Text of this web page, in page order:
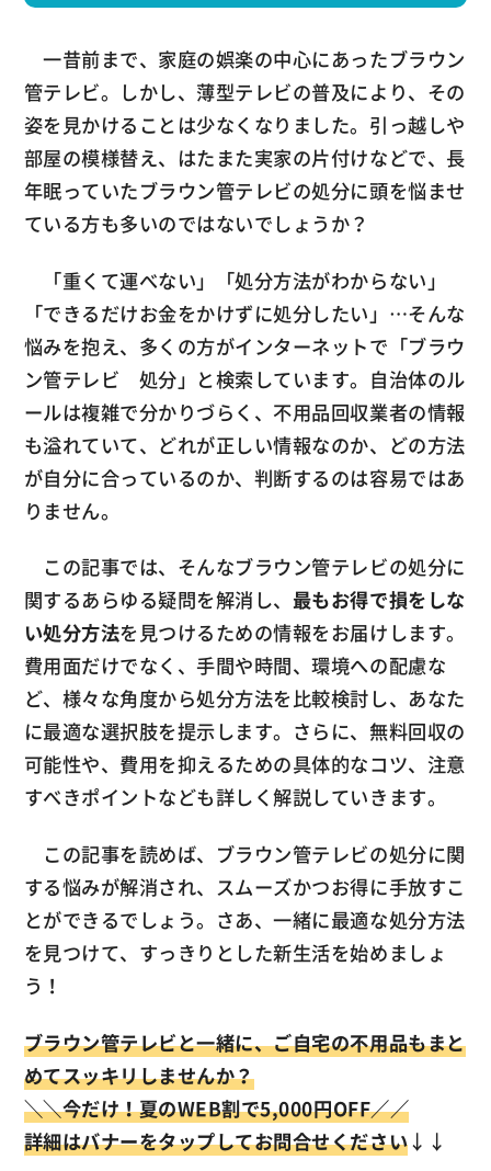
一昔前まで、家庭の娯楽の中心にあったブラウン
管テレビ。しかし、薄型テレビの普及により、その
姿を見かけることは少なくなりました。引っ越しや
部屋の模様替え、はたまた実家の片付けなどで、長
年眠っていたブラウン管テレビの処分に頭を悩ませ
ている方も多いのではないでしょうか？
「重くて運べない」「処分方法がわからない」
「できるだけお金をかけずに処分したい」…そんな
悩みを抱え、多くの方がインターネットで「ブラウ
ン管テレビ 処分」と検索しています。自治体のル
ールは複雑で分かりづらく、不用品回収業者の情報
も溢れていて、どれが正しい情報なのか、どの方法
が自分に合っているのか、判断するのは容易ではあ
りません。
この記事では、そんなブラウン管テレビの処分に
関するあらゆる疑問を解消し、 最もお得で損をしな
い処分方法を見つけるための情報をお届けします。
費用面だけでなく、手間や時間、環境への配慮な
ど、様々な角度から処分方法を比較検討し、あなた
に最適な選択肢を提示します。さらに、無料回収の
可能性や、費用を抑えるための具体的なコツ、注意
すべきポイントなども詳しく解説していきます。
この記事を読めば、ブラウン管テレビの処分に関
する悩みが解消され、スムーズかつお得に手放すこ
とができるでしょう。さあ、一緒に最適な処分方法
を見つけて、すっきりとした新生活を始めましょ
う！
ブラウン管テレビと一緒に、ご自宅の不用品もまと
めてスッキリしませんか？
＼＼今だけ！夏のWEB割で5,000円OFF／／
詳細はバナーをタップしてお問合せください↓↓